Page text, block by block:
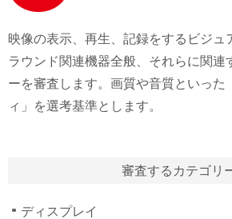
映像の表示、再生、記録をするビジュ
ラウンド関連機器全般、それらに関連
ーを審査します。画質や音質といった
ィ」を選考基準とします。
審査するカテゴリ
ディスプレイ